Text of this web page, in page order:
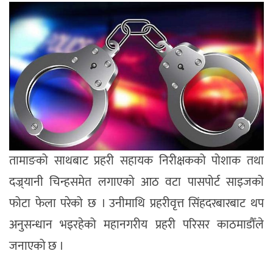
तामाङको साथबाट प्रहरी सहायक निरीक्षकको पोशाक तथा
दज्र्यानी चिन्हसमेत लगाएको आठ वटा पासपोर्ट साइजको
फोटा फेला परेको छ । उनीमाथि प्रहरीवृत्त सिंहदरबारबाट थप
अनुसन्धान भइरहेको महानगरीय प्रहरी परिसर काठमाडौँले
जनाएको छ ।